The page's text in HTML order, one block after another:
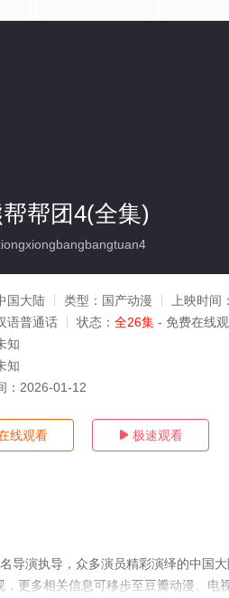
帮团4(全集)
国大陆 类型： 国产动漫 上映时间：
语普通话 状态： 全26集 - 免费在线
知
知
： 2026-01-12
线观看  极速观看
导演执导，众多演员精彩演绎的中国
更多相关信息可移步至豆瓣动漫、电